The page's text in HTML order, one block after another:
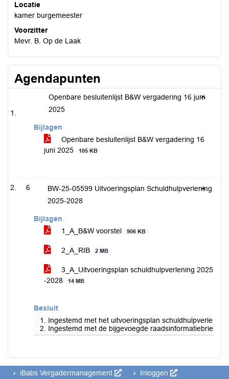
Locatie
kamer burgemeester
Voorzitter
Mevr. B. Op de Laak
Agendapunten
Openbare besluitenlijst B&W vergadering 16 juni
2025
Bijlagen
Openbare besluitenlijst B&W vergadering 16
juni 2025
105 KB
6
BW-25-05599 Uitvoeringsplan Schuldhulpverlening
2025-2028
Bijlagen
1_A_B&W voorstel
906 KB
2_A_RIB 2 MB
3_A_Uitvoeringsplan schuldhulpverlening 2025
-2028
14 MB
Besluit
1. Ingestemd met het uitvoeringsplan schuldhulpverlening
2. Ingestemd met de bijgevoegde raadsinformatiebrief.
iBabs Vergadermanagement Inloggen